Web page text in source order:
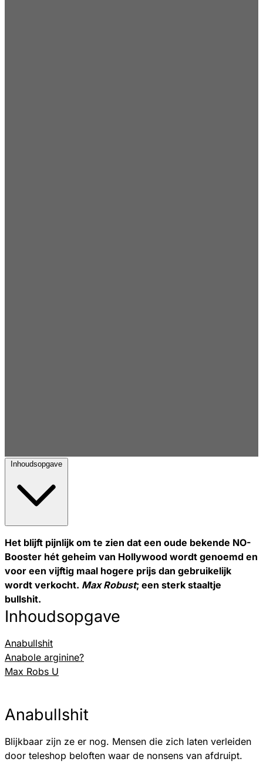
Inhoudsopgave
Het blijft pijnlijk om te zien dat een oude bekende NO-
Booster hét geheim van Hollywood wordt genoemd en
voor een vijftig maal hogere prijs dan gebruikelijk
wordt verkocht. Max Robust; een sterk staaltje
bullshit.
Inhoudsopgave
Anabullshit
Anabole arginine?
Max Robs U
Anabullshit
Blijkbaar zijn ze er nog. Mensen die zich laten verleiden
door teleshop beloften waar de nonsens van afdruipt.